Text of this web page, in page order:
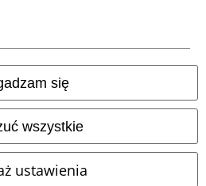
się
wszystkie
ustawienia